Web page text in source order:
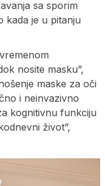
sa sporim
kada je u pitanju
nosite masku”,
maske za oči
i neinvazivno
kognitivnu funkciju
život”,